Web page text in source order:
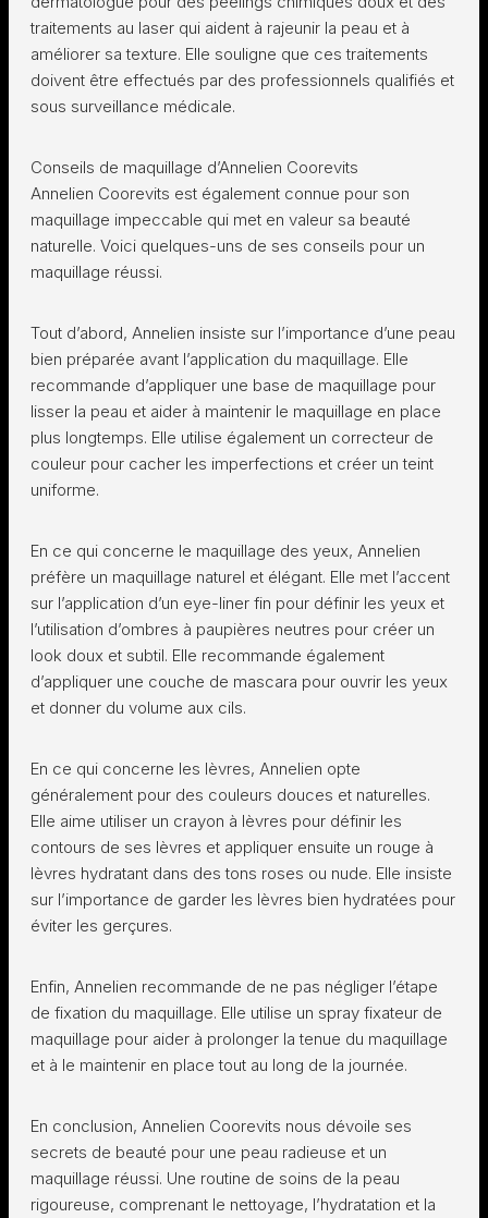
traitements au laser qui aident à rajeunir la peau et à
améliorer sa texture. Elle souligne que ces traitements
doivent être effectués par des professionnels qualifiés et
sous surveillance médicale.
Conseils de maquillage d’Annelien Coorevits
Annelien Coorevits est également connue pour son
maquillage impeccable qui met en valeur sa beauté
naturelle. Voici quelques-uns de ses conseils pour un
maquillage réussi.
Tout d’abord, Annelien insiste sur l’importance d’une peau
bien préparée avant l’application du maquillage. Elle
recommande d’appliquer une base de maquillage pour
lisser la peau et aider à maintenir le maquillage en place
plus longtemps. Elle utilise également un correcteur de
couleur pour cacher les imperfections et créer un teint
uniforme.
En ce qui concerne le maquillage des yeux, Annelien
préfère un maquillage naturel et élégant. Elle met l’accent
sur l’application d’un eye-liner fin pour définir les yeux et
l’utilisation d’ombres à paupières neutres pour créer un
look doux et subtil. Elle recommande également
d’appliquer une couche de mascara pour ouvrir les yeux
et donner du volume aux cils.
En ce qui concerne les lèvres, Annelien opte
généralement pour des couleurs douces et naturelles.
Elle aime utiliser un crayon à lèvres pour définir les
contours de ses lèvres et appliquer ensuite un rouge à
lèvres hydratant dans des tons roses ou nude. Elle insiste
sur l’importance de garder les lèvres bien hydratées pour
éviter les gerçures.
Enfin, Annelien recommande de ne pas négliger l’étape
de fixation du maquillage. Elle utilise un spray fixateur de
maquillage pour aider à prolonger la tenue du maquillage
et à le maintenir en place tout au long de la journée.
En conclusion, Annelien Coorevits nous dévoile ses
secrets de beauté pour une peau radieuse et un
maquillage réussi. Une routine de soins de la peau
rigoureuse, comprenant le nettoyage, l’hydratation et la